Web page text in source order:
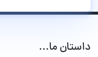
داستان ما...